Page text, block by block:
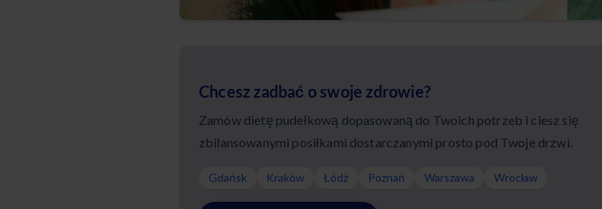
Chcesz zadbać o swoje zdrowie?
Zamów dietę pudełkową dopasowaną do Twoich potrzeb i ciesz się
zbilansowanymi posiłkami dostarczanymi prosto pod Twoje drzwi.
Gdańsk Kraków Łódź Poznań Warszawa Wrocław